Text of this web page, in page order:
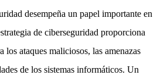
desempeña un papel importante en
de ciberseguridad proporciona
los ataques maliciosos, las amenazas
de los sistemas informáticos. Un